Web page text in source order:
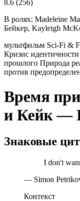
8.6 (256)
В ролях: Madeleine
Бейкер, Kayleigh
мультфильм Sci-Fi &
Кризис
прошлого Природа
против
Время
и Кейк —
Знаковые
I don't
— Simon
Контекст